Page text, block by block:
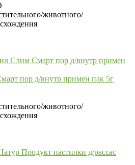
животного/
пор д/внутр примен пак 5г
животного/